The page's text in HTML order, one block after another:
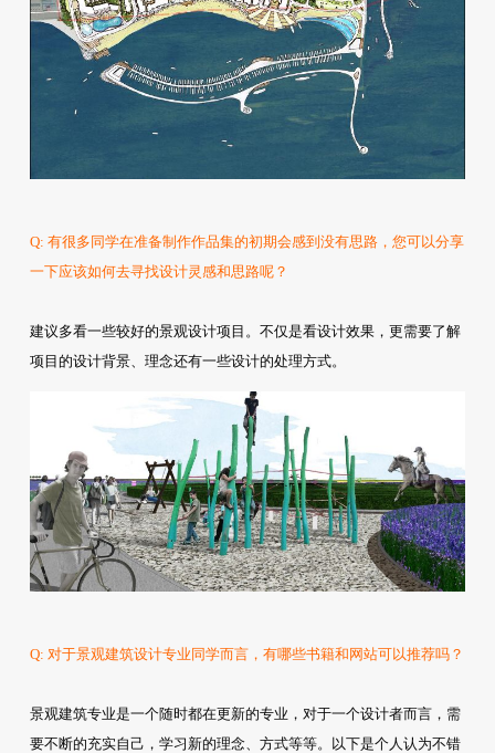
Q: 有很多同学在准备制作作品集的初期会感到没有思路，您可以分享
一下应该如何去寻找设计灵感和思路呢？
建议多看一些较好的景观设计项目。不仅是看设计效果，更需要了解
项目的设计背景、理念还有一些设计的处理方式。
Q: 对于景观建筑设计专业同学而言，有哪些书籍和网站可以推荐吗？
景观建筑专业是一个随时都在更新的专业，对于一个设计者而言，需
要不断的充实自己，学习新的理念、方式等等。以下是个人认为不错